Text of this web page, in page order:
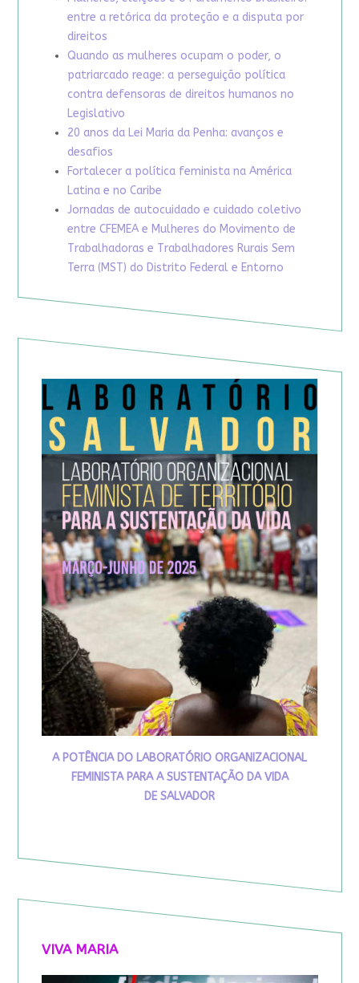
entre a retórica da proteção e a disputa por
direitos
Quando as mulheres ocupam o poder, o
patriarcado reage: a perseguição política
contra defensoras de direitos humanos no
Legislativo
20 anos da Lei Maria da Penha: avanços e
desafios
Fortalecer a política feminista na América
Latina e no Caribe
Jornadas de autocuidado e cuidado coletivo
entre CFEMEA e Mulheres do Movimento de
Trabalhadoras e Trabalhadores Rurais Sem
Terra (MST) do Distrito Federal e Entorno
A POTÊNCIA DO LABORATÓRIO ORGANIZACIONAL
FEMINISTA PARA A SUSTENTAÇÃO DA VIDA
DE SALVADOR
VIVA MARIA